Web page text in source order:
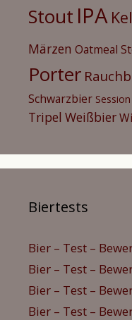
Stout IPA
Märzen Oatmeal
Porter
Schwarzbier
Tripel Weißbier
Biertests
Bier – Test –
Bier – Test –
Bier – Test –
Bier – Test –